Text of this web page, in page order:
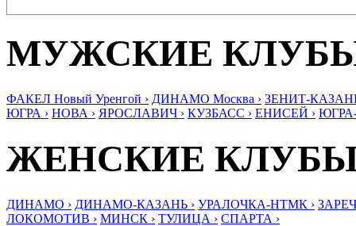
МУЖСКИЕ
ФАКЕЛ Новый Уренгой › ДИНАМО Москва › ЗЕНИТ-
ЮГРА › НОВА › ЯРОСЛАВИЧ › КУЗБАСС › ЕНИСЕЙ ›
ЖЕНСКИЕ
ДИНАМО › ДИНАМО-КАЗАНЬ › УРАЛОЧКА-НТМК ›
ЛОКОМОТИВ › МИНСК › ТУЛИЦА › СПАРТА ›